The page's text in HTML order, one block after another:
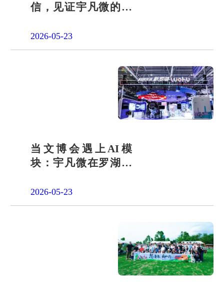
信，见证宇凡微的社
2026-05-23
当文博会遇上AI模
块：宇凡微在罗湖展
答卷
2026-05-23